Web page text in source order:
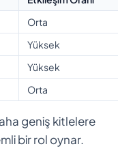
Orta
Yüksek
Yüksek
Orta
geniş kitlelere
bir rol oynar.